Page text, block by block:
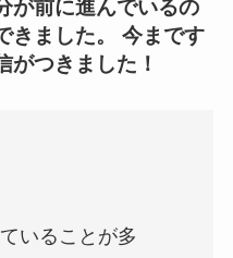
が前に進んでいるの
きました。 今まです
がつきました！
いることが多